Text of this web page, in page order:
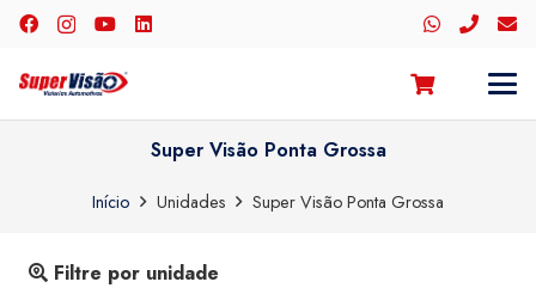
Super Visão Ponta Grossa
Início Unidades Super Visão Ponta Grossa
Filtre por unidade